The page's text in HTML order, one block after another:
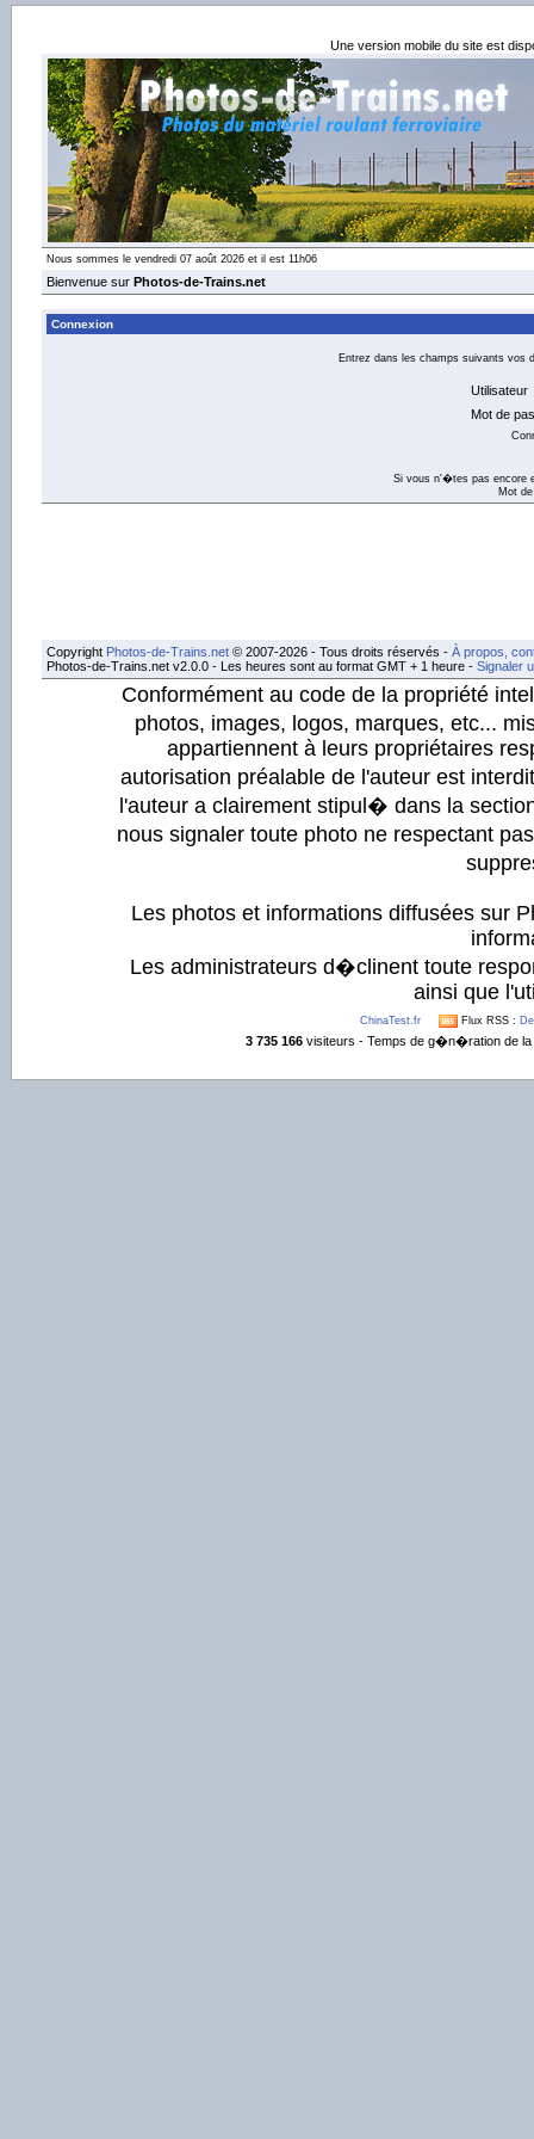
Une version mobile du site est
Nous sommes le vendredi 07 août 2026 et il est 11h06
Bienvenue sur Photos-de-Trains.net
Connexion
Entrez dans les champs suivants vos
Utilisateur
Mot de
Si vous n'�tes pas encore
Mot
Copyright Photos-de-Trains.net © 2007-2026 - Tous droits réservés - À propos,
Photos-de-Trains.net v2.0.0 - Les heures sont au format GMT + 1 heure - Signaler
Conformément au code de la propriété
photos, images, logos, marques, etc...
appartiennent à leurs propriétaires
autorisation préalable de l'auteur est
l'auteur a clairement stipul� dans la
nous signaler toute photo ne respectant
Les photos et informations diffusées sur
Les administrateurs d�clinent toute
ainsi que
ChinaTest.fr Flux RSS :
3 735 166 visiteurs - Temps de g�n�ration de